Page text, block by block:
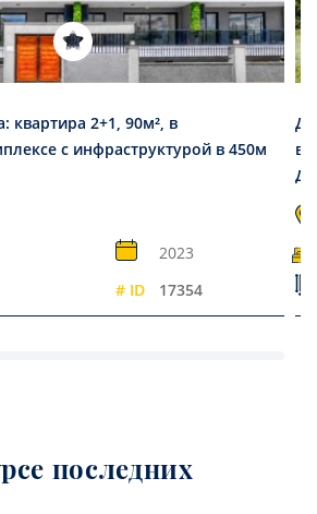
квартира 2+1, 90м², в
с инфраструктурой в 450м
2023
# ID 17354
в
последних